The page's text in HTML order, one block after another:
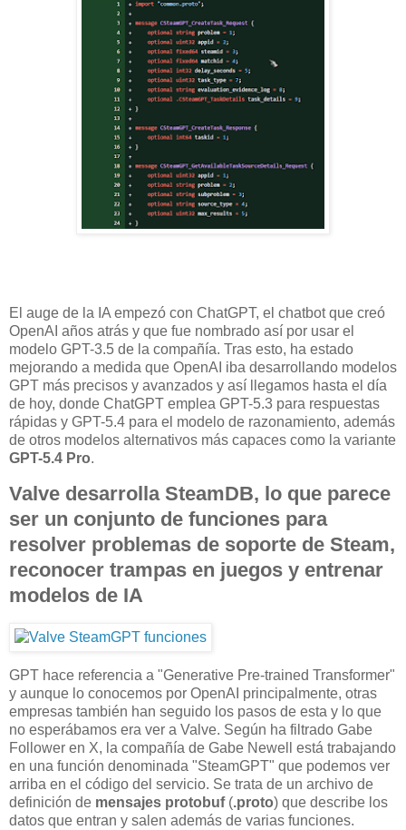
El auge de la IA empezó con ChatGPT, el chatbot que creó
OpenAI años atrás y que fue nombrado así por usar el
modelo GPT-3.5 de la compañía. Tras esto, ha estado
mejorando a medida que OpenAI iba desarrollando modelos
GPT más precisos y avanzados y así llegamos hasta el día
de hoy, donde ChatGPT emplea GPT-5.3 para respuestas
rápidas y GPT-5.4 para el modelo de razonamiento, además
de otros modelos alternativos más capaces como la variante
GPT-5.4 Pro.
Valve desarrolla SteamDB, lo que parece
ser un conjunto de funciones para
resolver problemas de soporte de Steam,
reconocer trampas en juegos y entrenar
modelos de IA
GPT hace referencia a "Generative Pre-trained Transformer"
y aunque lo conocemos por OpenAI principalmente, otras
empresas también han seguido los pasos de esta y lo que
no esperábamos era ver a Valve. Según ha filtrado Gabe
Follower en X, la compañía de Gabe Newell está trabajando
en una función denominada "SteamGPT" que podemos ver
arriba en el código del servicio. Se trata de un archivo de
definición de mensajes protobuf(.proto) que describe los
datos que entran y salen además de varias funciones.